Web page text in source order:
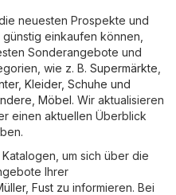
neuesten Prospekte und
einkaufen können,
Sonderangebote und
wie z. B. Supermärkte
, Kleider, Schuhe und
Möbel. Wir aktualisieren
einen aktuellen Überblick
um sich über die
Ihrer
, Fust zu informieren. Bei